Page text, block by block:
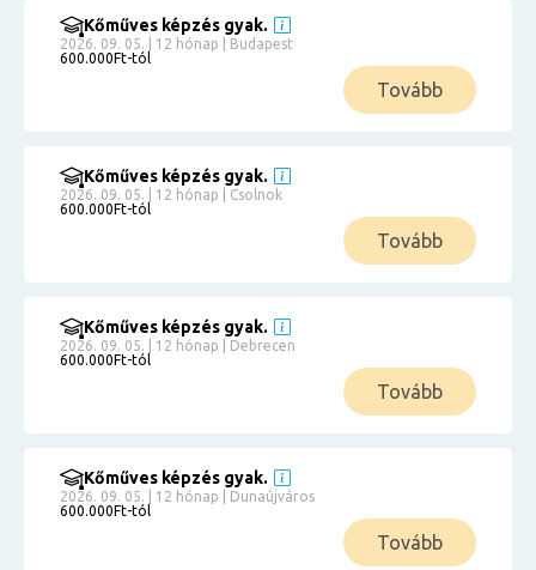
Kőműves képzés gyak.
2026. 09. 05. | 12 hónap | Budapest
600.000Ft-tól
Tovább
Kőműves képzés gyak.
2026. 09. 05. | 12 hónap | Csolnok
600.000Ft-tól
Tovább
Kőműves képzés gyak.
2026. 09. 05. | 12 hónap | Debrecen
600.000Ft-tól
Tovább
Kőműves képzés gyak.
2026. 09. 05. | 12 hónap | Dunaújváros
600.000Ft-tól
Tovább